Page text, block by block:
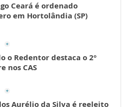
Ceará é ordenado
em Hortolândia (SP)
o Redentor destaca o 2º
nos CAS
Aurélio da Silva é reeleito